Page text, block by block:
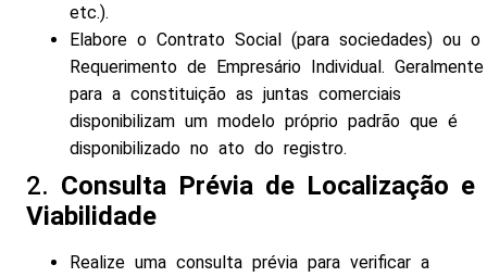
etc.).
Elabore o Contrato Social (para sociedades) ou o
Requerimento de Empresário Individual. Geralmente
para a constituição as juntas comerciais
disponibilizam um modelo próprio padrão que é
disponibilizado no ato do registro.
2. Consulta Prévia de Localização e
Viabilidade
Realize uma consulta prévia para verificar a